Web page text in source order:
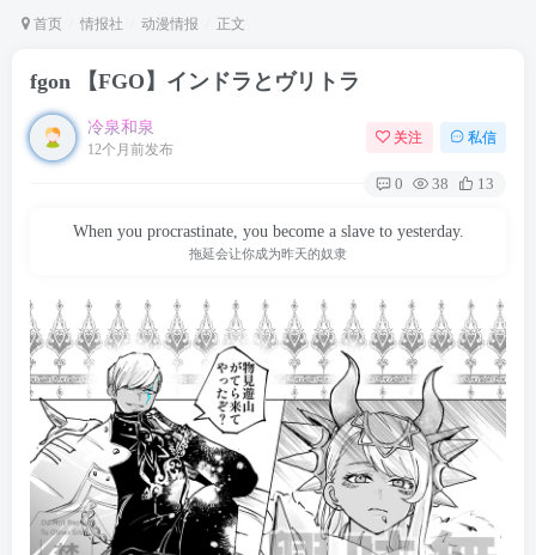
首页 情报社 动漫情报 正文
fgon 【FGO】インドラとヴリトラ
冷泉和泉
12个月前发布
关注 私信
0 38 13
When you procrastinate, you become a slave to yesterday.
拖延会让你成为昨天的奴隶